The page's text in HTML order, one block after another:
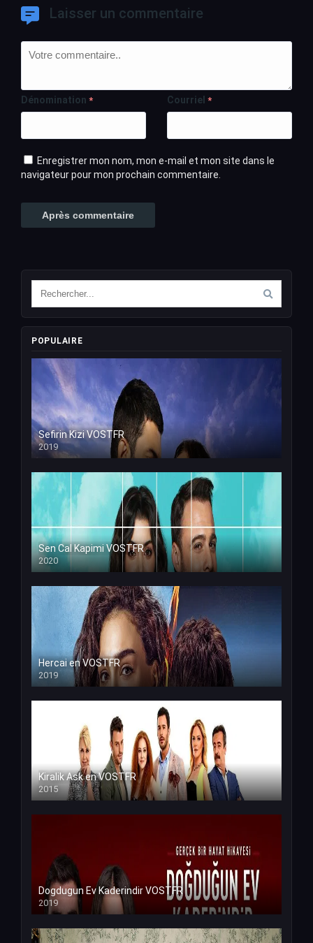
Laisser un commentaire
Dénomination * Courriel *
Enregistrer mon nom, mon e-mail et mon site dans le
navigateur pour mon prochain commentaire.
POPULAIRE
Sefirin Kizi VOSTFR
2019
Sen Cal Kapimi VOSTFR
2020
Hercai en VOSTFR
2019
Kiralik Ask en VOSTFR
2015
Dogdugun Ev Kaderindir VOSTFR
2019